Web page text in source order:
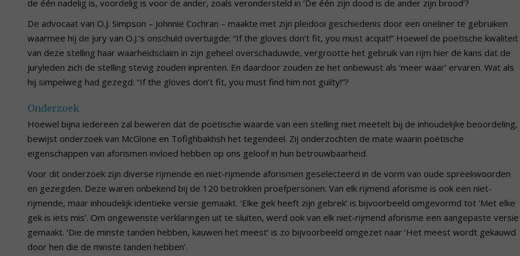
de één nadelig is, voordelig is voor de ander, zoals verondersteld in ‘De één zijn dood is de ander zijn brood’?
De advocaat van O.J. Simpson – Johnnie Cochran – maakte met zijn pleidooi geschiedenis door een oneliner te gebruiken
waarmee hij de jury van O.J.’s onschuld overtuigde: “If the gloves don’t fit, you must acquit!” Hoewel de poëtische kwaliteit
van deze stelling haar waarheidsclaim in zijn geheel overschaduwde, vergrootte het gebruik van rijm hier de kans dat de
juryleden zich de stelling stevig zouden inprenten. En daardoor zouden ze het onbewust als ‘meer waar’ ervaren. Wat als
hij simpelweg had gezegd: “If the gloves don’t fit, you must find him not guilty!”?
Onderzoek
Hoewel bijna iedereen zal beweren dat de poëtische waarde van een stelling niet meetelt bij de inhoudelijke beoordeling,
bewijst onderzoek van McGlone en Tofighbakhsh het tegendeel. Zij onderzochten de mate waarin poëtische
eigenschappen van aforismen invloed hebben op ons geloof in hun betrouwbaarheid.
Voor dit onderzoek zijn diverse rijmende en niet-rijmende aforismen geselecteerd in de vorm van oude spreekwoorden
en gezegden. Deze waren onbekend bij de 120 betrokken proefpersonen. Van elk rijmend aforisme is ook een niet-
rijmende, maar inhoudelijk identieke versie gemaakt. ‘Elke gek heeft zijn gebrek’ is bijvoorbeeld omgevormd tot ‘Met elke
gek is iets mis’. Om ongewenste verklaringen uit te sluiten, werd ook van elk niet-rijmend aforisme een aangepaste versie
gemaakt. ‘Die de minste tanden hebben, kauwen het meest’ is zo bijvoorbeeld omgezet naar ‘Het meest wordt gekauwd
door hen die de minste tanden hebben’.